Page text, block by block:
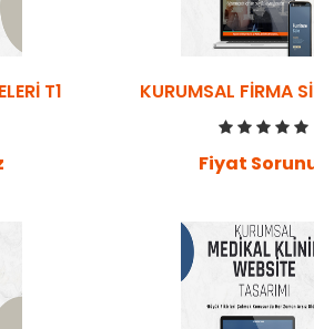
T1 KURUMSAL FIRMA
Fiyat